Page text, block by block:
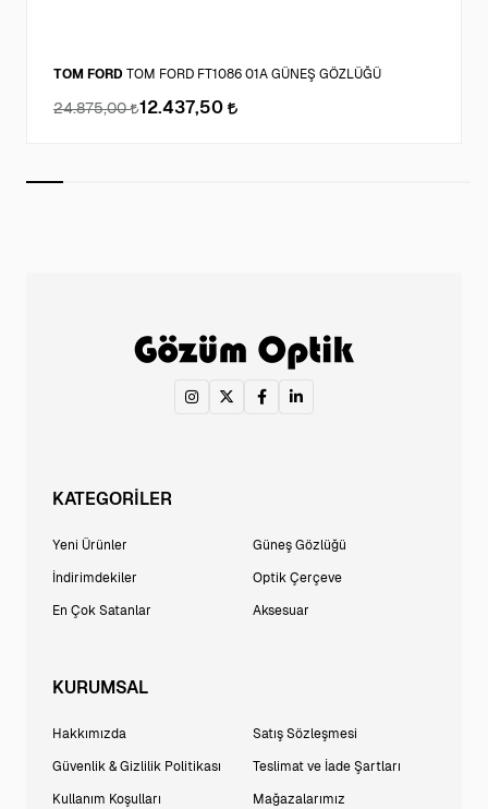
TOM FORD TOM FORD FT1086 01A GÜNEŞ GÖZLÜĞÜ
24.875,00 12.437,50
KATEGORİLER
Yeni Ürünler
İndirimdekiler
En Çok Satanlar
Güneş Gözlüğü
Optik Çerçeve
Aksesuar
KURUMSAL
Hakkımızda
Güvenlik & Gizlilik Politikası
Kullanım Koşulları
Satış Sözleşmesi
Teslimat ve İade Şartları
Mağazalarımız